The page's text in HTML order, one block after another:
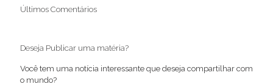
Últimos Comentários
Deseja Publicar uma matéria?
Você tem uma notícia interessante que deseja compartilhar com
o mundo?